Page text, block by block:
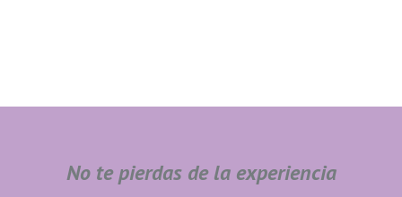
No te pierdas de la experiencia